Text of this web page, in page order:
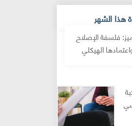
هذا الشهر
فلسفة الإصلاح
الهيكلي